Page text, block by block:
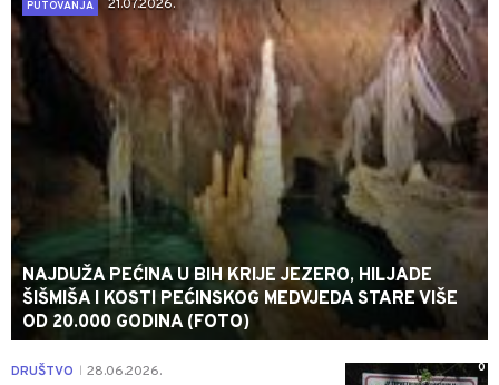
PUTOVANJA
21.07.2026.
NAJDUŽA PEĆINA U BIH KRIJE JEZERO, HILJADE
ŠIŠMIŠA I KOSTI PEĆINSKOG MEDVJEDA STARE VIŠE
OD 20.000 GODINA (FOTO)
0
DRUŠTVO 28.06.2026.